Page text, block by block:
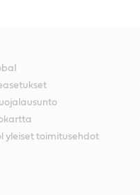
yleiset toimitusehdot